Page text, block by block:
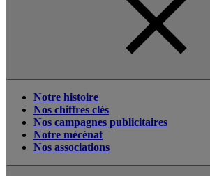
Notre histoire
Nos chiffres clés
Nos campagnes publicitaires
Notre mécénat
Nos associations